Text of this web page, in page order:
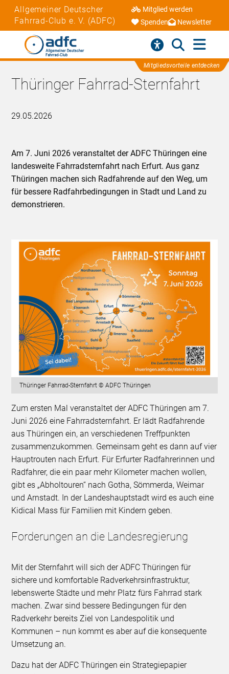
Allgemeiner Deutscher
Fahrrad-Club e. V. (ADFC)
Mitglied werden
Spenden
Newsletter
Mitgliedsvorteile entdecken
Thüringer Fahrrad-Sternfahrt
29.05.2026
Am 7. Juni 2026 veranstaltet der ADFC Thüringen eine
landesweite Fahrradsternfahrt nach Erfurt. Aus ganz
Thüringen machen sich Radfahrende auf den Weg, um
für bessere Radfahrbedingungen in Stadt und Land zu
demonstrieren.
Thüringer Fahrrad-Sternfahrt © ADFC Thüringen
Zum ersten Mal veranstaltet der ADFC Thüringen am 7.
Juni 2026 eine Fahrradsternfahrt. Er lädt Radfahrende
aus Thüringen ein, an verschiedenen Treffpunkten
zusammenzukommen. Gemeinsam geht es dann auf vier
Hauptrouten nach Erfurt. Für Erfurter Radfahrerinnen und
Radfahrer, die ein paar mehr Kilometer machen wollen,
gibt es „Abholtouren“ nach Gotha, Sömmerda, Weimar
und Arnstadt. In der Landeshauptstadt wird es auch eine
Kidical Mass für Familien mit Kindern geben.
Forderungen an die Landesregierung
Mit der Sternfahrt will sich der ADFC Thüringen für
sichere und komfortable Radverkehrsinfrastruktur,
lebenswerte Städte und mehr Platz fürs Fahrrad stark
machen. Zwar sind bessere Bedingungen für den
Radverkehr bereits Ziel von Landespolitik und
Kommunen – nun kommt es aber auf die konsequente
Umsetzung an.
Dazu hat der ADFC Thüringen ein Strategiepapier